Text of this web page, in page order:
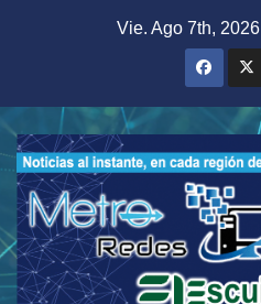
Vie. Ago 7th, 2026